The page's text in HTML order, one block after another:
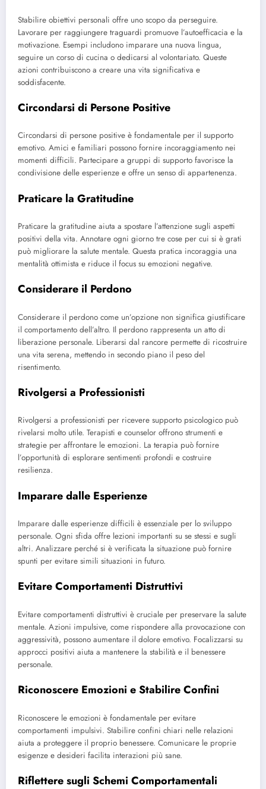
Stabilire obiettivi personali offre uno scopo da perseguire.
Lavorare per raggiungere traguardi promuove l’autoefficacia e la
motivazione. Esempi includono imparare una nuova lingua,
seguire un corso di cucina o dedicarsi al volontariato. Queste
azioni contribuiscono a creare una vita significativa e
soddisfacente.
Circondarsi di Persone Positive
Circondarsi di persone positive è fondamentale per il supporto
emotivo. Amici e familiari possono fornire incoraggiamento nei
momenti difficili. Partecipare a gruppi di supporto favorisce la
condivisione delle esperienze e offre un senso di appartenenza.
Praticare la Gratitudine
Praticare la gratitudine aiuta a spostare l’attenzione sugli aspetti
positivi della vita. Annotare ogni giorno tre cose per cui si è grati
può migliorare la salute mentale. Questa pratica incoraggia una
mentalità ottimista e riduce il focus su emozioni negative.
Considerare il Perdono
Considerare il perdono come un’opzione non significa giustificare
il comportamento dell’altro. Il perdono rappresenta un atto di
liberazione personale. Liberarsi dal rancore permette di ricostruire
una vita serena, mettendo in secondo piano il peso del
risentimento.
Rivolgersi a Professionisti
Rivolgersi a professionisti per ricevere supporto psicologico può
rivelarsi molto utile. Terapisti e counselor offrono strumenti e
strategie per affrontare le emozioni. La terapia può fornire
l’opportunità di esplorare sentimenti profondi e costruire
resilienza.
Imparare dalle Esperienze
Imparare dalle esperienze difficili è essenziale per lo sviluppo
personale. Ogni sfida offre lezioni importanti su se stessi e sugli
altri. Analizzare perché si è verificata la situazione può fornire
spunti per evitare simili situazioni in futuro.
Evitare Comportamenti Distruttivi
Evitare comportamenti distruttivi è cruciale per preservare la salute
mentale. Azioni impulsive, come rispondere alla provocazione con
aggressività, possono aumentare il dolore emotivo. Focalizzarsi su
approcci positivi aiuta a mantenere la stabilità e il benessere
personale.
Riconoscere Emozioni e Stabilire Confini
Riconoscere le emozioni è fondamentale per evitare
comportamenti impulsivi. Stabilire confini chiari nelle relazioni
aiuta a proteggere il proprio benessere. Comunicare le proprie
esigenze e desideri facilita interazioni più sane.
Riflettere sugli Schemi Comportamentali